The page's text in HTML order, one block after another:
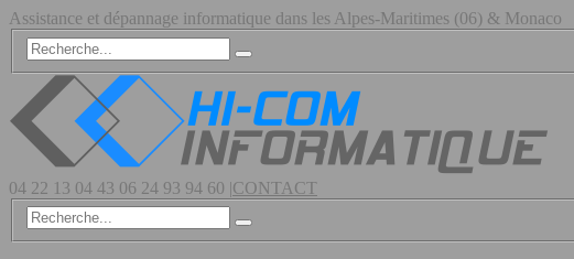
Assistance et dépannage informatique dans les Alpes-Maritimes (06) & Monaco
04 22 13 04 43 06 24 93 94 60 |CONTACT